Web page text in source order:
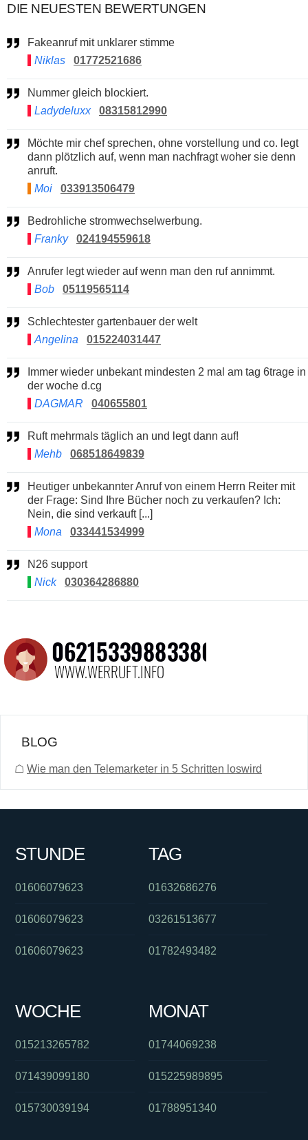
DIE NEUESTEN BEWERTUNGEN
Fakeanruf mit unklarer stimme
Niklas
01772521686
Nummer gleich blockiert.
Ladydeluxx
08315812990
Möchte mir chef sprechen, ohne vorstellung und co. legt
dann plötzlich auf, wenn man nachfragt woher sie denn
anruft.
Moi
033913506479
Bedrohliche stromwechselwerbung.
Franky
024194559618
Anrufer legt wieder auf wenn man den ruf annimmt.
Bob
05119565114
Schlechtester gartenbauer der welt
Angelina
015224031447
der woche d.cg
DAGMAR
040655801
Ruft mehrmals täglich an und legt dann auf!
Mehb
068518649839
Heutiger unbekannter Anruf von einem Herrn Reiter mit
der Frage: Sind Ihre Bücher noch zu verkaufen? Ich:
Nein, die sind verkauft [...]
Mona
033441534999
N26 support
Nick
030364286880
BLOG
☖ Wie man den Telemarketer in 5 Schritten loswird
STUNDE
01606079623
01606079623
01606079623
TAG
01632686276
03261513677
01782493482
WOCHE
015213265782
071439099180
015730039194
MONAT
01744069238
015225989895
01788951340